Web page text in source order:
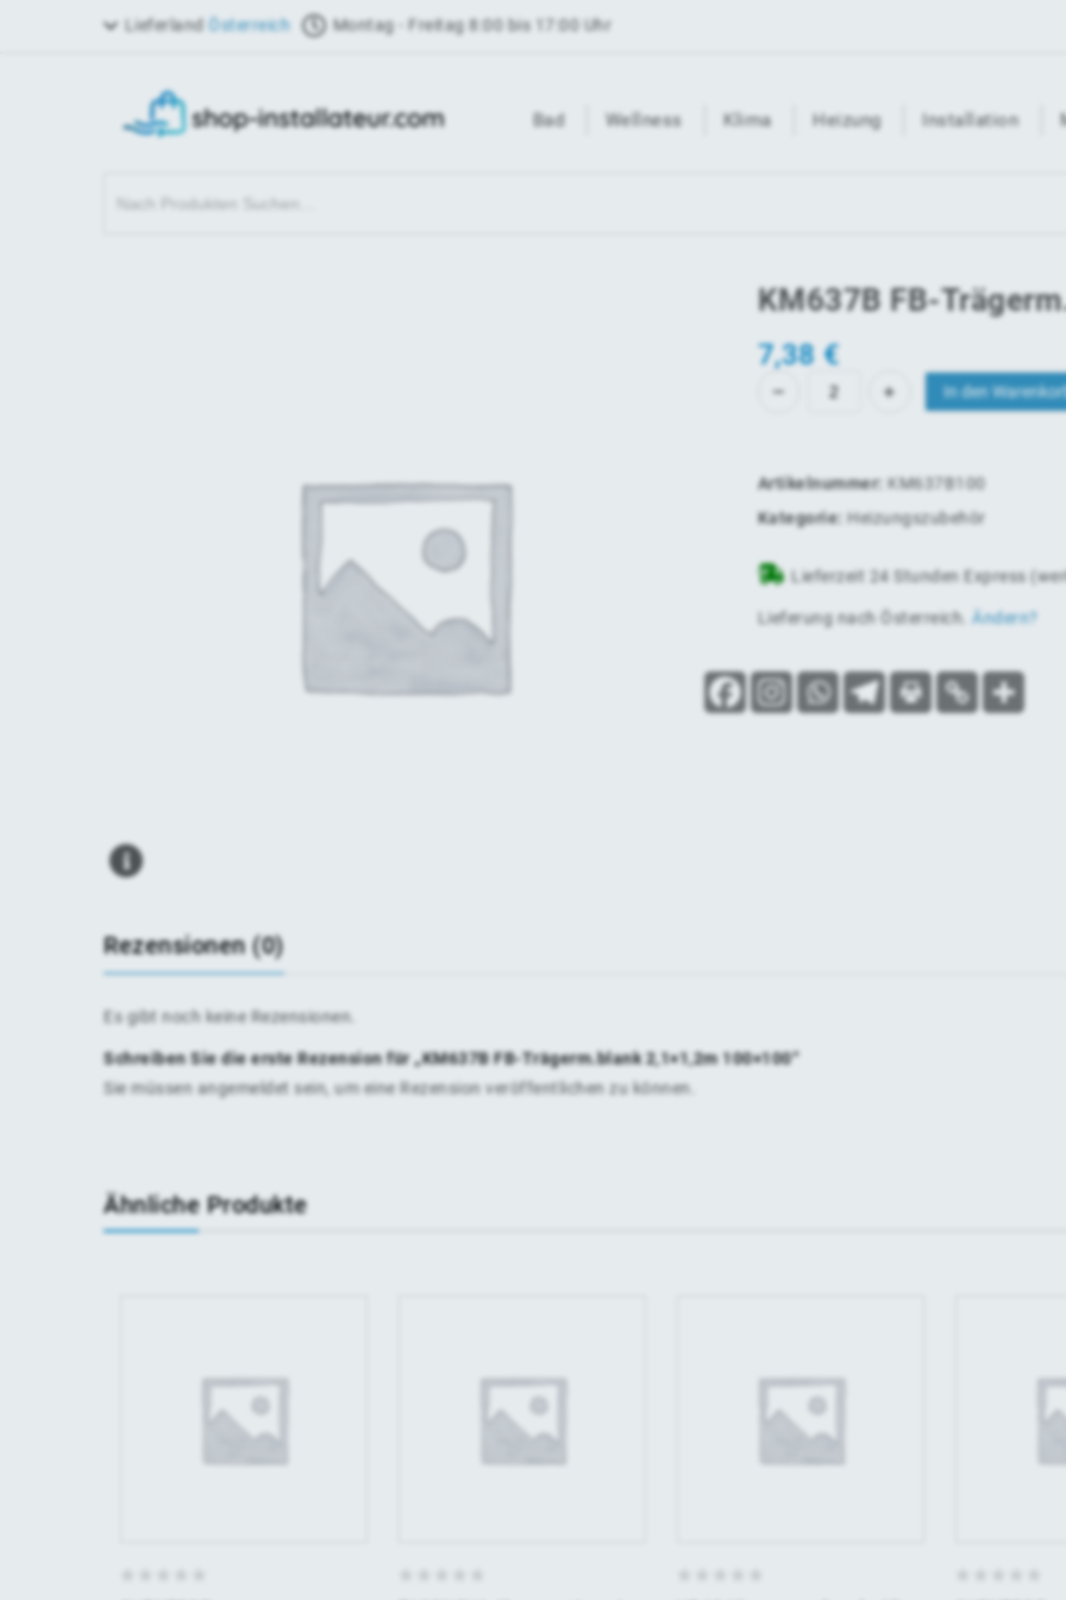
Lieferland Österreich Montag - Freitag 8:00 bis 17:00 Uhr
Bad Wellness Klima Heizung Installation
KM637B FB-
7,38€
In den
Artikelnummer: KM637B100
Kategorie: Heizungszubehör
Lieferzeit 24 Stunden Express
Lieferung nach Österreich Ändern?
Rezensionen (0)
Es gibt noch keine Rezensionen.
Schreiben Sie die erste Rezension für „KM637B FB-Trägerm.blank 2,1×1,2m 100×100“
Sie müssen angemeldet sein, um eine Rezension veröffentlichen zu können.
Ähnliche Produkte